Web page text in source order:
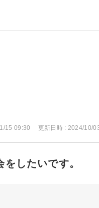
15 09:30 更新日時 : 2024/10/
したいです。